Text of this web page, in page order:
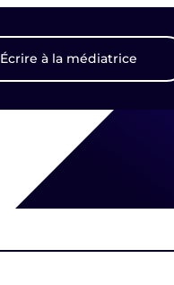
Écrire à la médiatrice